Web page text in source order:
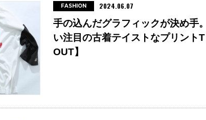
手の込んだグラフィックが決め手
い注目の古着テイストなプリント
OUT】
FASHION 2024.06.07